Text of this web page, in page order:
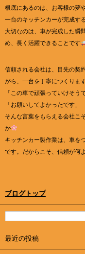
根底にあるのは、お客様の夢
一台のキッチンカーが完成す
大切なのは、車が完成した瞬
め、長く活躍できることです
信頼される会社は、目先の契
がら、一台を丁寧につくります
「この車で頑張っていけそう
「お願いしてよかったです」
そんな言葉をもらえる会社こ
か
キッチンカー製作業は、車を
です。だからこそ、信頼が何
ブログトップ
最近の投稿